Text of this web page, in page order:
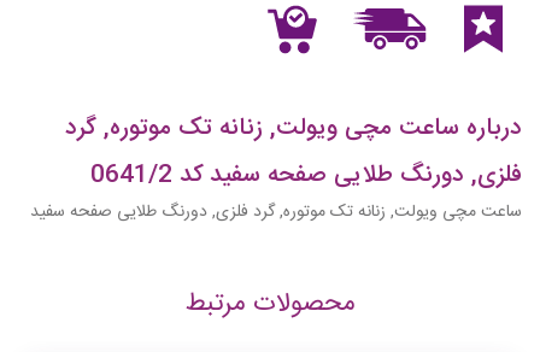
درباره ساعت مچی ویولت, زنانه تک موتوره, گرد
فلزی, دورنگ طلایی صفحه سفید کد 0641/2
ساعت مچی ویولت, زنانه تک موتوره, گرد فلزی, دورنگ طلایی صفحه سفید
محصولات مرتبط